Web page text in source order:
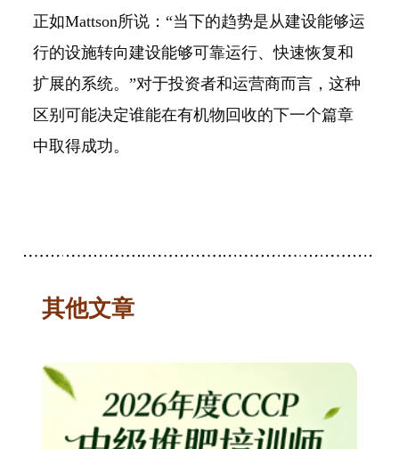
正如Mattson所说：“当下的趋势是从建设能够运
行的设施转向建设能够可靠运行、快速恢复和
扩展的系统。”对于投资者和运营商而言，这种
区别可能决定谁能在有机物回收的下一个篇章
中取得成功。
其他文章